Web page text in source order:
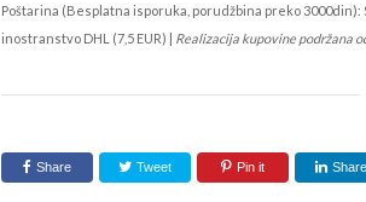
Poštarina (Besplatna isporuka, porudžbina preko 3000din):
inostranstvo DHL (7,5 EUR) | Realizacija kupovine podržana
Share Tweet Pin it Share